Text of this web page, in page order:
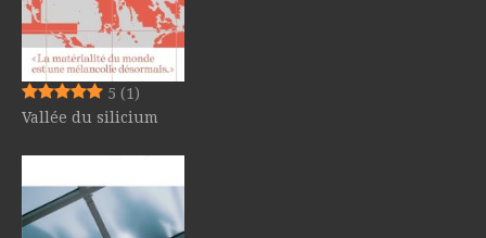
5 (1)
Vallée du silicium